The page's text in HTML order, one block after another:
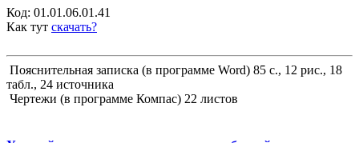
Код: 01.01.06.01.41
Как тут скачать?
Пояснительная записка (в программе Word) 85 с., 12 рис., 18
табл., 24 источника
Чертежи (в программе Компас) 22 листов